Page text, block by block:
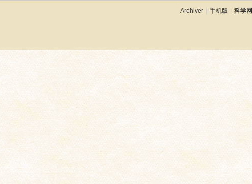
Archiver 手机版 科学网